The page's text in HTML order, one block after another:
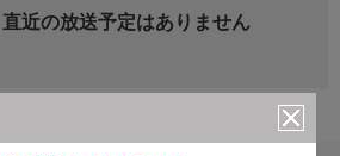
直近の放送予定はありません